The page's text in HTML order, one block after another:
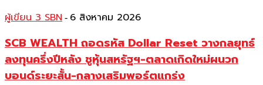
ผู้เขียน 3 SBN - 6 สิงหาคม 2026
SCB WEALTH ถอดรหัส Dollar Reset วางกลยุทธ์
ลงทุนครึ่งปีหลัง ชูหุ้นสหรัฐฯ-ตลาดเกิดใหม่ผนวก
บอนด์ระยะสั้น-กลางเสริมพอร์ตแกร่ง